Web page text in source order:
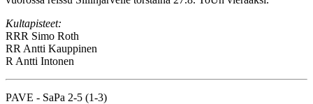
Kultapisteet:
RRR Simo Roth
RR Antti Kauppinen
R Antti Intonen
PAVE - SaPa 2-5 (1-3)